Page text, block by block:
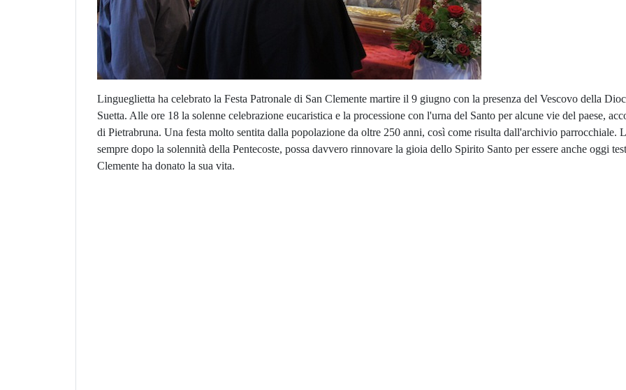
Lingueglietta ha celebrato la Festa Patronale di San Clemente martire il 9 giugno con la presenza del Vescovo della
Suetta. Alle ore 18 la solenne celebrazione eucaristica e la processione con l'urna del Santo per alcune vie del paese,
di Pietrabruna. Una festa molto sentita dalla popolazione da oltre 250 anni, così come risulta dall'archivio parrocchiale.
sempre dopo la solennità della Pentecoste, possa davvero rinnovare la gioia dello Spirito Santo per essere anche oggi
Clemente ha donato la sua vita.